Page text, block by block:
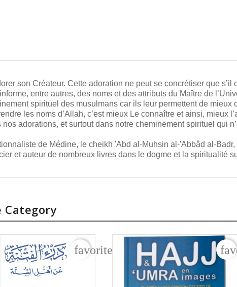
son Créateur. Cette adoration ne peut se concrétiser que
entre autres, des noms et des attributs du Maître de
spirituel des musulmans car ils leur permettent de mieux
les noms d’Allah, c’est mieux Le connaître et ainsi, mieux
adorations, et surtout dans notre cheminement spirituel qui
de Médine, le cheikh 'Abd al-Muhsin al-'Abbâd al-
et auteur de nombreux livres dans le dogme et la spiritualité
Category
favorite_border